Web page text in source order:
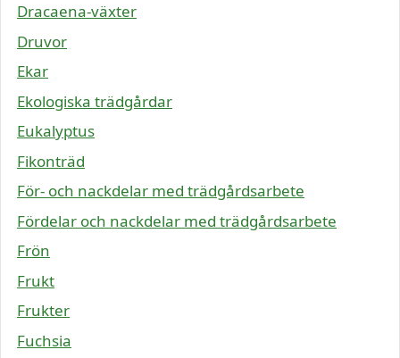
Dracaena-växter
Druvor
Ekar
Ekologiska trädgårdar
Eukalyptus
Fikonträd
För- och nackdelar med trädgårdsarbete
Fördelar och nackdelar med trädgårdsarbete
Frön
Frukt
Frukter
Fuchsia